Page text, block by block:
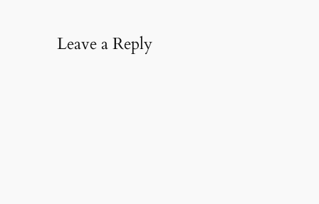
Leave a Reply